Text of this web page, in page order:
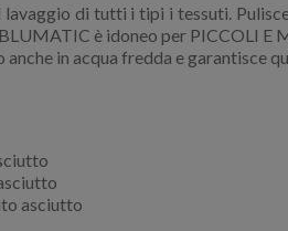
di tutti i tipi i tessuti.
è idoneo per PICCOLI
in acqua fredda e garantisce
asciutto